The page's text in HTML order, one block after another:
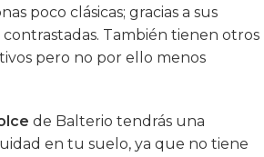
poco clásicas; gracias a sus
También tienen otros
pero no por ello menos
de Balterio tendrás una
en tu suelo, ya que no tiene